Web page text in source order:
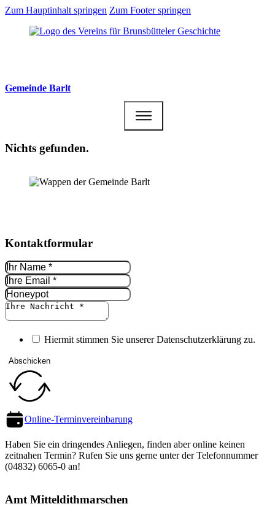
Zum Hauptinhalt springen Zum Footer springen
Gemeinde Barlt
Nichts gefunden.
Kontakt­formular
Hiermit stimmen Sie unserer Datenschutz­erklärung zu.
Abschicken
Online-Termin­vereinbarung
Haben Sie ein dringendes Anliegen, finden aber online keinen
zeitnahen Termin? Rufen Sie uns gerne unter der Telefon­nummer
(04832) 6065-0 an!
Amt Mittel­dithmarschen